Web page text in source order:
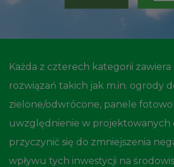
Każda z czterech kategorii zawiera
rozwiązań takich jak m.in. ogrody
zielone/odwrócone, panele
uwzględnienie w projektowanych
przyczynić się do zmniejszenia
wpływu tych inwestycji na